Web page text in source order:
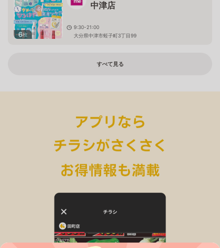
6枚
中津店
9:30-21:00
大分県中津市蛭子町3丁目99
すべて見る